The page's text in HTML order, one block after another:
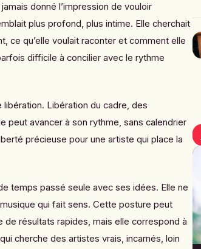
donné l’impression de vouloir
plus profond, plus intime. Elle cherchait
ce qu’elle voulait raconter et comment elle
difficile à concilier avec le rythme
Libération du cadre, des
peut avancer à son rythme, sans calendrier
précieuse pour une artiste qui place la
temps passé seule avec ses idées. Elle ne
qui fait sens. Cette posture peut
résultats rapides, mais elle correspond à
cherche des artistes vrais, incarnés, loin